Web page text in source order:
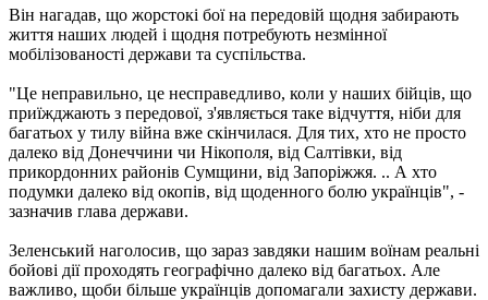
Він нагадав, що жорстокі бої на передовій щодня забирають
життя наших людей і щодня потребують незмінної
мобілізованості держави та суспільства.
"Це неправильно, це несправедливо, коли у наших бійців, що
приїжджають з передової, з'являється таке відчуття, ніби для
багатьох у тилу війна вже скінчилася. Для тих, хто не просто
далеко від Донеччини чи Нікополя, від Салтівки, від
прикордонних районів Сумщини, від Запоріжжя. .. А хто
подумки далеко від окопів, від щоденного болю українців", -
зазначив глава держави.
Зеленський наголосив, що зараз завдяки нашим воїнам реальні
бойові дії проходять географічно далеко від багатьох. Але
важливо, щоби більше українців допомагали захисту держави.